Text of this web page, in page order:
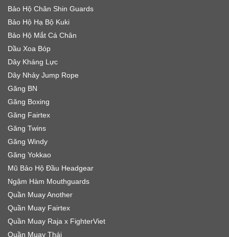
Bảo Hộ Chân Shin Guards
Bảo Hộ Hạ Bộ Kuki
Bảo Hộ Mắt Cá Chân
Dầu Xoa Bóp
Dây Kháng Lực
Dây Nhảy Jump Rope
Găng BN
Găng Boxing
Găng Fairtex
Găng Twins
Găng Windy
Găng Yokkao
Mũ Bảo Hộ Đầu Headgear
Ngậm Hàm Mouthguards
Quần Muay Another
Quần Muay Fairtex
Quần Muay Raja x FighterViet
Quần Muay Thái